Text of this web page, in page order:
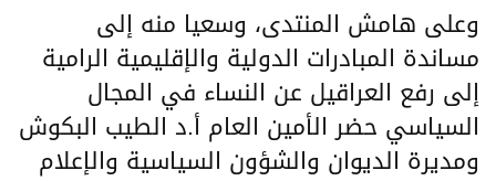
وعلى هامش المنتدى، وسعيا منه إلى
مساندة المبادرات الدولية والإقليمية الرامية
إلى رفع العراقيل عن النساء في المجال
السياسي حضر الأمين العام أ.د الطيب البكوش
ومديرة الديوان والشؤون السياسية والإعلام